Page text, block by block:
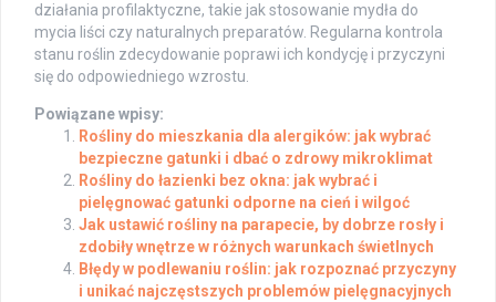
działania profilaktyczne, takie jak stosowanie mydła do
mycia liści czy naturalnych preparatów. Regularna kontrola
stanu roślin zdecydowanie poprawi ich kondycję i przyczyni
się do odpowiedniego wzrostu.
Powiązane wpisy:
Rośliny do mieszkania dla alergików: jak wybrać
bezpieczne gatunki i dbać o zdrowy mikroklimat
Rośliny do łazienki bez okna: jak wybrać i
pielęgnować gatunki odporne na cień i wilgoć
Jak ustawić rośliny na parapecie, by dobrze rosły i
zdobiły wnętrze w różnych warunkach świetlnych
Błędy w podlewaniu roślin: jak rozpoznać przyczyny
i unikać najczęstszych problemów pielęgnacyjnych